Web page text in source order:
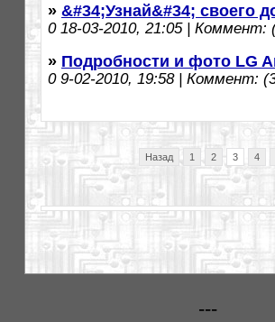
» &#34;Узнай&#34; своего
018-03-2010, 21:05 | Коммент:
» Подробности и фото LG
09-02-2010, 19:58 | Коммент:
Назад 1 2 3 4
---